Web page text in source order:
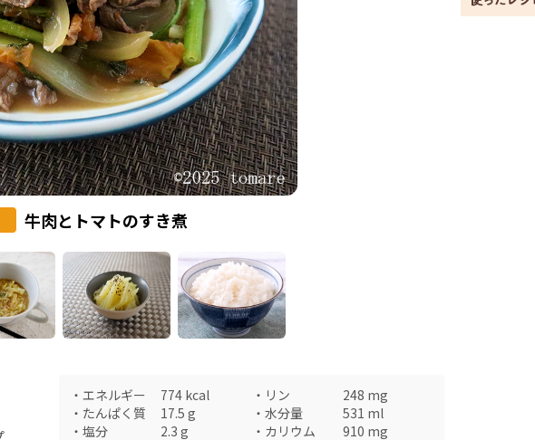
牛肉とトマトのすき煮
・ エネルギー 774 kcal ・ リン 248 mg
・ たんぱく質 17.5 g ・ 水分量 531 ml
・ 塩分 2.3 g ・ カリウム 910 mg